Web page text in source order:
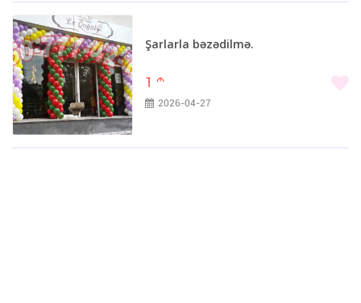
Şarlarla bəzədilmə.
1 m
2026-04-27